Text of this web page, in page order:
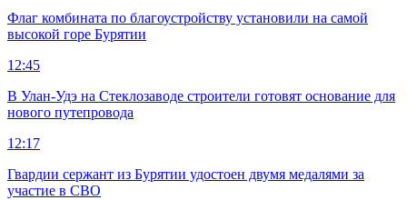
Флаг комбината по благоустройству установили на самой
высокой горе Бурятии
12:45
В Улан-Удэ на Стеклозаводе строители готовят основание для
нового путепровода
12:17
Гвардии сержант из Бурятии удостоен двумя медалями за
участие в СВО